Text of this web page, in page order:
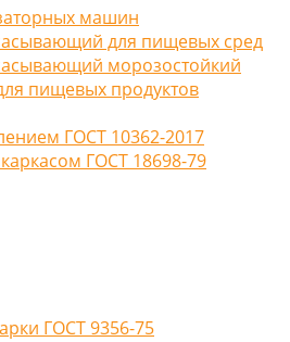
машин
для пищевых сред
морозостойкий
пищевых продуктов
ГОСТ 10362-2017
ГОСТ 18698-79
ГОСТ 9356-75